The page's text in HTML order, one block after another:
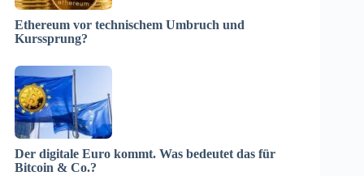
Ethereum vor technischem Umbruch und
Kurssprung?
Der digitale Euro kommt. Was bedeutet das für
Bitcoin & Co.?